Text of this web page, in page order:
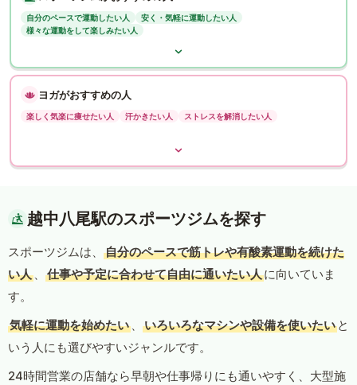
自分のペースで運動したい人
安く・気軽に運動したい人
様々な運動をして楽しみたい人
ヨガがおすすめの人
楽しく気楽に痩せたい人 汗かきたい人 ストレスを解消したい人
越中八尾駅のスポーツジムを探す
スポーツジムは、
自分のペースで筋トレや有酸素運動を続けた
い人 、 仕事や予定に合わせて自由に通いたい人に向いていま
す。
気軽に運動を始めたい 、 いろいろなマシンや設備を使いたい と
いう人にも選びやすいジャンルです。
24時間営業の店舗なら早朝や仕事帰りにも通いやすく、大型施